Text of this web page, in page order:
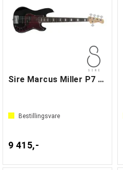
Sire Marcus Miller P7 Alder-5 Black
Bestillingsvare
9 415,-